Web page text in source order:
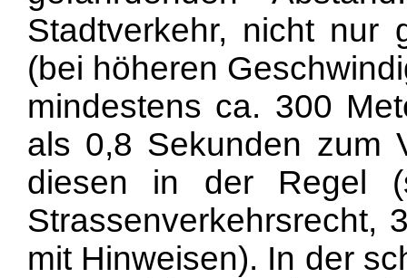
Stadtverkehr, nicht nur
(bei höheren
mindestens ca. 300
als 0,8 Sekunden zum
diesen in der Regel
Strassenverkehrsrecht,
mit Hinweisen). In der